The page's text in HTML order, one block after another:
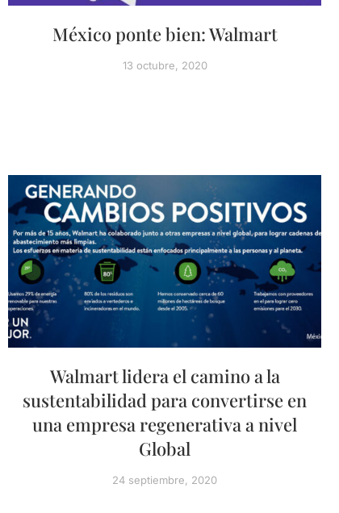
México ponte bien: Walmart
13 octubre, 2020
Walmart lidera el camino a la
sustentabilidad para convertirse en
una empresa regenerativa a nivel
Global
24 septiembre, 2020